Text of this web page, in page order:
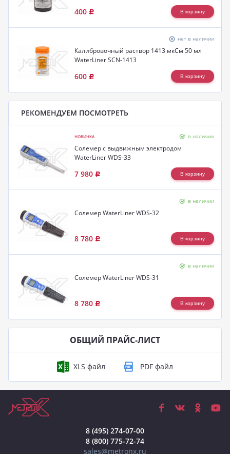
400 Р
нет в наличии
Калибровочный раствор 1413 мкСм 50 мл
WaterLiner SCN-1413
600 Р
РЕКОМЕНДУЕМ ПОСМОТРЕТЬ
НОВИНКА в наличии
Солемер с выдвижным электродом
WaterLiner WDS-33
7 980 Р
в наличии
Солемер WaterLiner WDS-32
8 780 Р
в наличии
Солемер WaterLiner WDS-31
8 780 Р
ОБЩИЙ ПРАЙС-ЛИСТ
8 (495) 274-07-00
8 (800) 775-72-74
sales@metronx.ru